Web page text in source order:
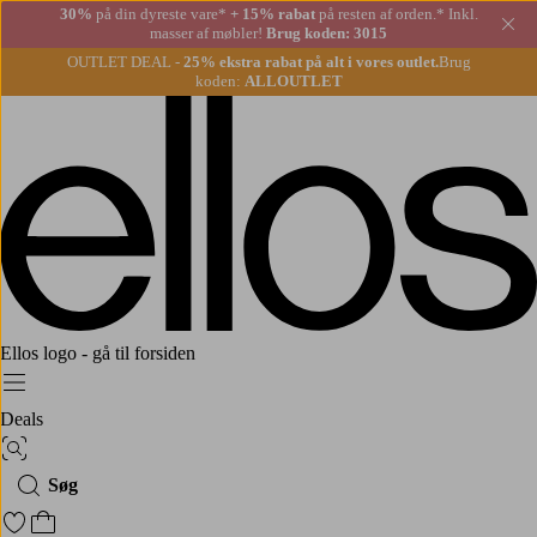
30% på din dyreste vare* + 15% rabatpå resten af orden.* Inkl.
masser af møbler! Brug koden: 3015
OUTLET DEAL - 25% ekstra rabat på alt i vores outlet.Brug
koden: ALLOUTLET
Ellos logo - gå til forsiden
Menu
Deals
Billedsøgning
Søg
Gå til favoritmarkerede produkter
Gå til indkøbskurven